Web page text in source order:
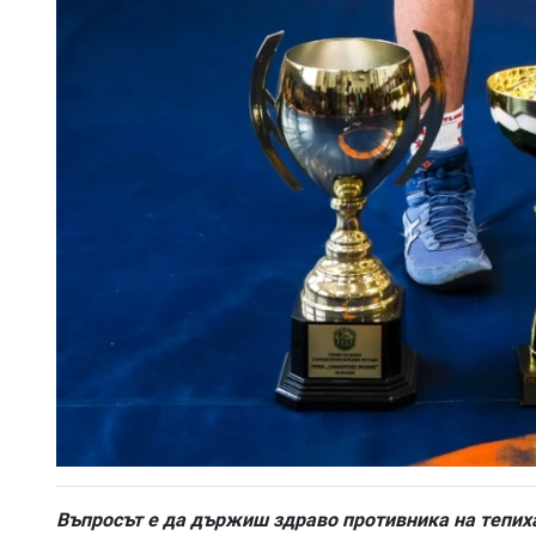
Въпросът е да държиш здраво противника на